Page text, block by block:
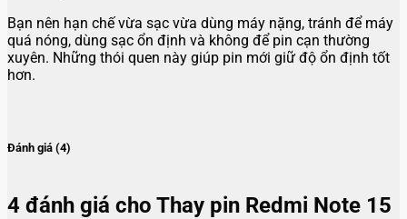
Bạn nên hạn chế vừa sạc vừa dùng máy nặng, tránh để máy
quá nóng, dùng sạc ổn định và không để pin cạn thường
xuyên. Những thói quen này giúp pin mới giữ độ ổn định tốt
hơn.
Đánh giá (4)
4 đánh giá cho Thay pin Redmi Note 15